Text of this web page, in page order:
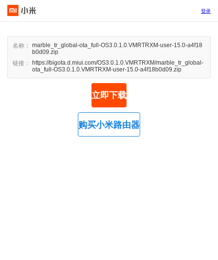
登录
名称：
marble_tr_global-ota_full-OS3.0.1.0.VMRTRXM-user-15.0-a4f18
b0d09.zip
链接：
https://bigota.d.miui.com/OS3.0.1.0.VMRTRXM/marble_tr_global-
ota_full-OS3.0.1.0.VMRTRXM-user-15.0-a4f18b0d09.zip
立即下载
购买小米路由器